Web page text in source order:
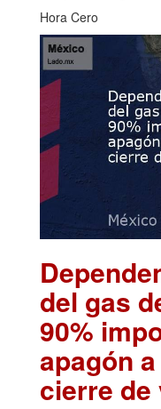
Hora Cero
del gas
90%
apagón
cierre